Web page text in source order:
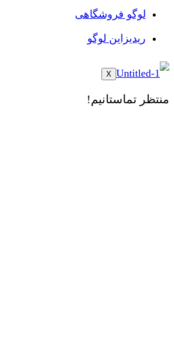
لوگو فروشگاهی
ریدیزاین لوگو
X
منتظر تماستانیم!